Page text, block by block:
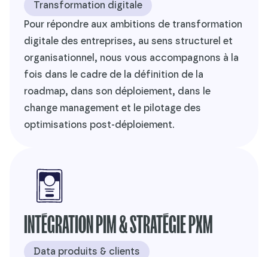
Transformation digitale
Pour répondre aux ambitions de transformation
digitale des entreprises, au sens structurel et
organisationnel, nous vous accompagnons à la
fois dans le cadre de la définition de la
roadmap, dans son déploiement, dans le
change management et le pilotage des
optimisations post-déploiement.
INTÉGRATION PIM & STRATÉGIE PXM
Data produits & clients